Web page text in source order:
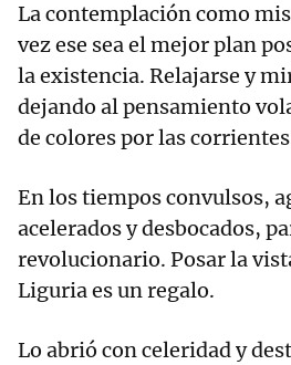
La contemplación como
vez ese sea el mejor plan
la existencia. Relajarse y
dejando al pensamiento
de colores por las
En los tiempos convulsos,
acelerados y desbocados,
revolucionario. Posar la
Liguria es un regalo.
Lo abrió con celeridad y